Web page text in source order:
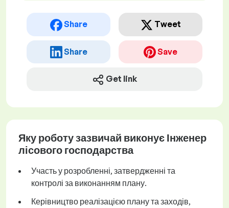
Share Tweet
Share Save
Get link
Яку роботу зазвичай виконує Інженер
лісового господарства
Участь у розробленні, затвердженні та
контролі за виконанням плану.
Керівництво реалізацією плану та заходів,